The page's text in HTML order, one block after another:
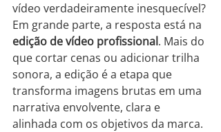
vídeo verdadeiramente inesquecível?
Em grande parte, a resposta está na
edição de vídeo profissional. Mais do
que cortar cenas ou adicionar trilha
sonora, a edição é a etapa que
transforma imagens brutas em uma
narrativa envolvente, clara e
alinhada com os objetivos da marca.